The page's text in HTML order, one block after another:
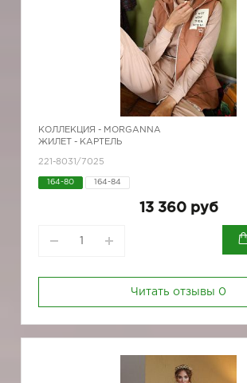
КОЛЛЕКЦИЯ - MORGANNA
ЖИЛЕТ - КАРТЕЛЬ
221-8031/7025
164-80 164-84
13 360 руб
Читать отзывы 0